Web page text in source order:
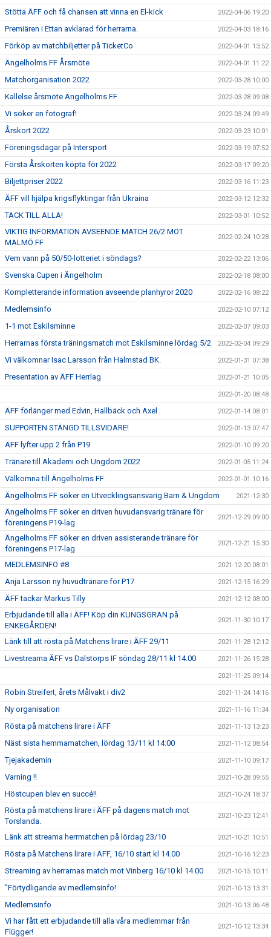
Stötta ÄFF och få chansen att vinna en El-kick 2022-04-06 19:20
Premiären i Ettan avklarad för herrarna. 2022-04-03 18:16
Förköp av matchbiljetter på TicketCo 2022-04-01 13:52
Ängelholms FF Årsmöte 2022-04-01 11:22
Matchorganisation 2022 2022-03-28 10:00
Kallelse årsmöte Ängelholms FF 2022-03-28 09:08
Vi söker en fotograf! 2022-03-24 09:49
Årskort 2022 2022-03-23 10:01
Föreningsdagar på Intersport 2022-03-19 07:52
Första Årskorten köpta för 2022 2022-03-17 09:20
Biljettpriser 2022 2022-03-16 11:23
ÄFF vill hjälpa krigsflyktingar från Ukraina 2022-03-12 12:32
TACK TILL ALLA! 2022-03-01 10:52
VIKTIG INFORMATION AVSEENDE MATCH 26/2 MOT
MALMÖ FF
2022-02-24 10:28
Vem vann på 50/50-lotteriet i söndags? 2022-02-22 13:06
Svenska Cupen i Ängelholm 2022-02-18 08:00
Kompletterande information avseende planhyror 2020 2022-02-16 08:22
Medlemsinfo 2022-02-10 07:12
1-1 mot Eskilsminne 2022-02-07 09:03
Herrarnas första träningsmatch mot Eskilsminne lördag 5/2 2022-02-04 09:29
Vi välkomnar Isac Larsson från Halmstad BK. 2022-01-31 07:38
Presentation av ÄFF Herrlag 2022-01-21 10:05
2022-01-20 08:48
ÄFF förlänger med Edvin, Hallbäck och Axel 2022-01-14 08:01
SUPPORTEN STÄNGD TILLSVIDARE! 2022-01-13 07:47
ÄFF lyfter upp 2 från P19 2022-01-10 09:20
Tränare till Akademi och Ungdom 2022 2022-01-05 11:24
Välkomna till Ängelholms FF 2022-01-01 10:16
Ängelholms FF söker en Utvecklingsansvarig Barn & Ungdom 2021-12-30
Ängelholms FF söker en driven huvudansvarig tränare för
föreningens P19-lag
2021-12-29 09:00
Ängelholms FF söker en driven assisterande tränare för
föreningens P17-lag
2021-12-21 15:30
MEDLEMSINFO #8 2021-12-20 08:01
Anja Larsson ny huvudtränare för P17 2021-12-15 16:29
ÄFF tackar Markus Tilly 2021-12-12 08:00
Erbjudande till alla i ÄFF! Köp din KUNGSGRAN på
ENKEGÅRDEN!
2021-11-30 10:17
Länk till att rösta på Matchens lirare i ÄFF 29/11 2021-11-28 12:12
Livestreama ÄFF vs Dalstorps IF söndag 28/11 kl 14.00 2021-11-26 15:28
2021-11-25 09:14
Robin Streifert, årets Målvakt i div2 2021-11-24 14:16
Ny organisation 2021-11-16 11:34
Rösta på matchens lirare i ÄFF 2021-11-13 13:23
Näst sista hemmamatchen, lördag 13/11 kl 14:00 2021-11-12 08:54
Tjejakademin 2021-11-10 09:17
Varning !! 2021-10-28 09:55
Höstcupen blev en succé!! 2021-10-24 18:37
Rösta på matchens lirare i ÄFF på dagens match mot
Torslanda.
2021-10-23 12:41
Länk att streama herrmatchen på lördag 23/10 2021-10-21 10:51
Rösta på Matchens lirare i ÄFF, 16/10 start kl 14.00 2021-10-16 12:23
Streaming av herrarnas match mot Vinberg 16/10 kl 14.00 2021-10-15 10:11
”Förtydligande av medlemsinfo! 2021-10-13 13:31
Medlemsinfo 2021-10-13 06:48
Vi har fått ett erbjudande till alla våra medlemmar från
Flügger!
2021-10-12 13:34